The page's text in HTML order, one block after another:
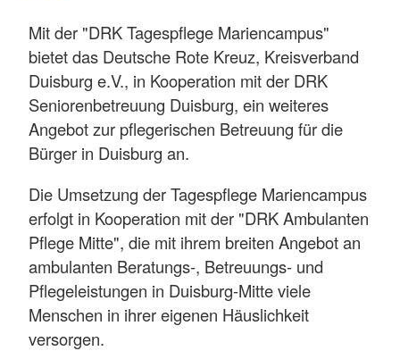
Mit der "DRK Tagespflege Mariencampus"
bietet das Deutsche Rote Kreuz, Kreisverband
Duisburg e.V., in Kooperation mit der DRK
Seniorenbetreuung Duisburg, ein weiteres
Angebot zur pflegerischen Betreuung für die
Bürger in Duisburg an.
Die Umsetzung der Tagespflege Mariencampus
erfolgt in Kooperation mit der "DRK Ambulanten
Pflege Mitte", die mit ihrem breiten Angebot an
ambulanten Beratungs-, Betreuungs- und
Pflegeleistungen in Duisburg-Mitte viele
Menschen in ihrer eigenen Häuslichkeit
versorgen.